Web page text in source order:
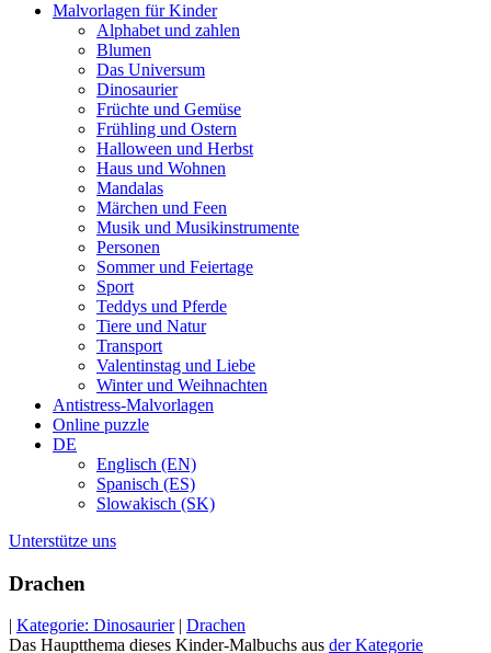
Malvorlagen für Kinder
Alphabet und zahlen
Blumen
Das Universum
Dinosaurier
Früchte und Gemüse
Frühling und Ostern
Halloween und Herbst
Haus und Wohnen
Mandalas
Märchen und Feen
Musik und Musikinstrumente
Personen
Sommer und Feiertage
Sport
Teddys und Pferde
Tiere und Natur
Transport
Valentinstag und Liebe
Winter und Weihnachten
Antistress-Malvorlagen
Online puzzle
DE
Englisch (EN)
Spanisch (ES)
Slowakisch (SK)
Unterstütze uns
Drachen
| Kategorie: Dinosaurier| Drachen
Das Hauptthema dieses Kinder-Malbuchs aus der Kategorie